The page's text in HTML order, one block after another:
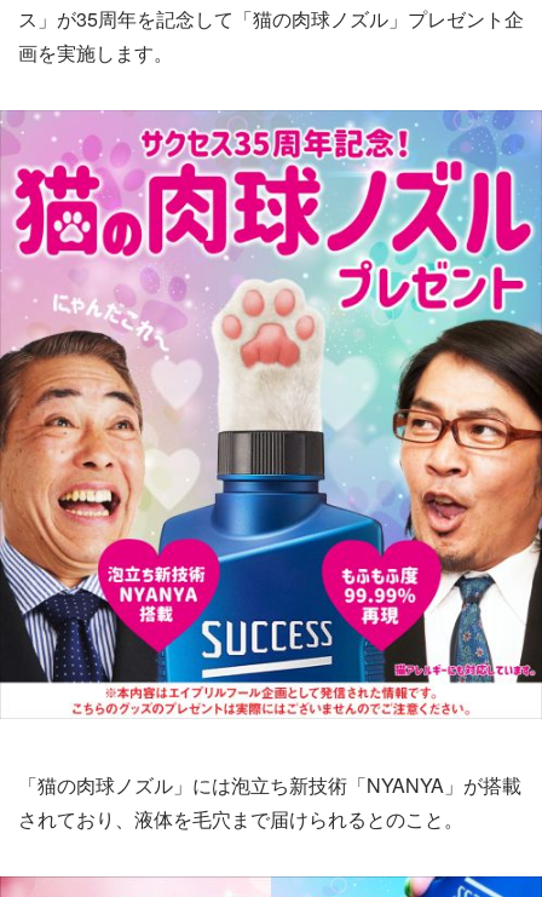
ス」が35周年を記念して「猫の肉球ノズル」プレゼント企
画を実施します。
「猫の肉球ノズル」には泡立ち新技術「NYANYA」が搭載
されており、液体を毛穴まで届けられるとのこと。